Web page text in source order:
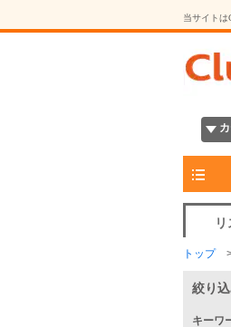
当サイト
トップ
絞り
キーワ